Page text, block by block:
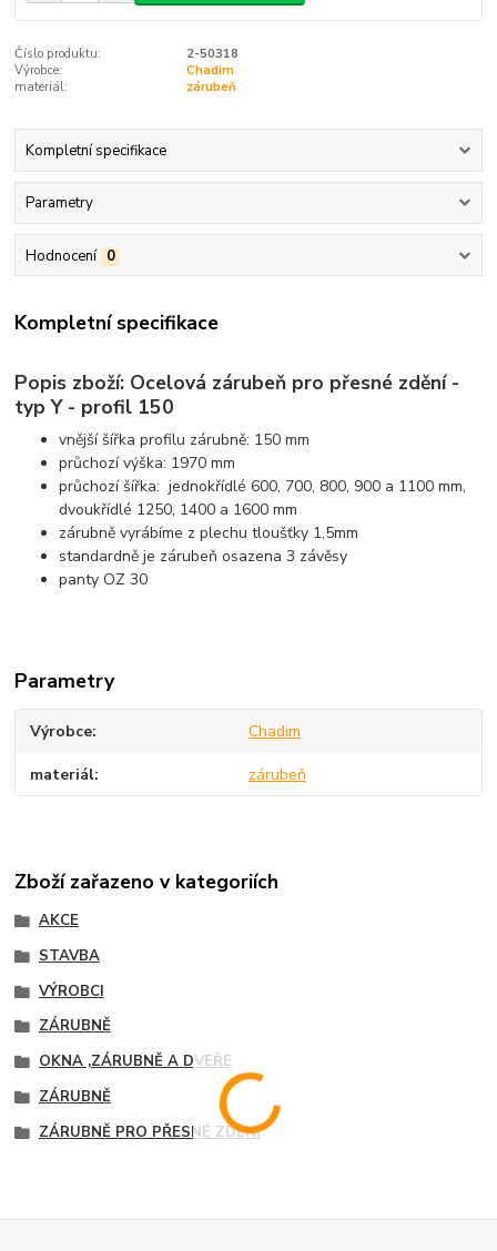
Číslo produktu:
2-50318
Výrobce:
Chadim
materiál:
zárubeň
Kompletní specifikace
Parametry
Hodnocení 0
Kompletní specifikace
Popis zboží: Ocelová zárubeň pro přesné zdění -
typ Y - profil 150
vnější šířka profilu zárubně: 150 mm
průchozí výška: 1970 mm
průchozí šířka: jednokřídlé 600, 700, 800, 900 a 1100 mm,
dvoukřídlé 1250, 1400 a 1600 mm
zárubně vyrábíme z plechu tloušťky 1,5mm
standardně je zárubeň osazena 3 závěsy
panty OZ 30
Parametry
Výrobce Chadim
materiál zárubeň
Zboží zařazeno v kategoriích
AKCE
STAVBA
VÝROBCI
ZÁRUBNĚ
OKNA ,ZÁRUBNĚ A DVEŘE
ZÁRUBNĚ
ZÁRUBNĚ PRO PŘESNÉ ZDĚNÍ